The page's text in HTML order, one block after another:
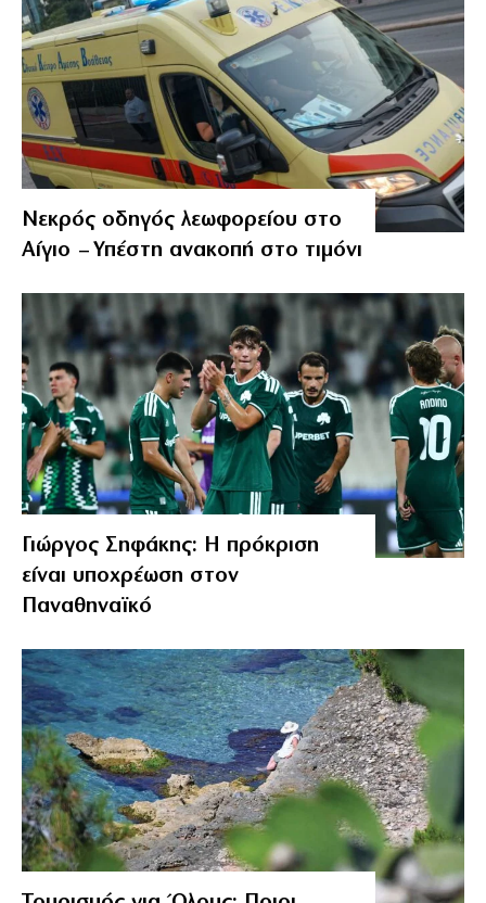
Νεκρός οδηγός λεωφορείου στο
Αίγιο – Υπέστη ανακοπή στο τιμόνι
Γιώργος Σηφάκης: Η πρόκριση
είναι υποχρέωση στον
Παναθηναϊκό